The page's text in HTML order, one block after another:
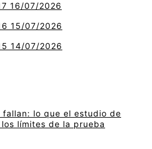
16/07/2026
15/07/2026
14/07/2026
lo que el estudio de
límites de la prueba